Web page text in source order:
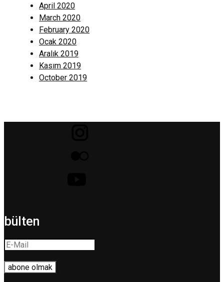
April 2020
March 2020
February 2020
Ocak 2020
Aralık 2019
Kasım 2019
October 2019
bülten